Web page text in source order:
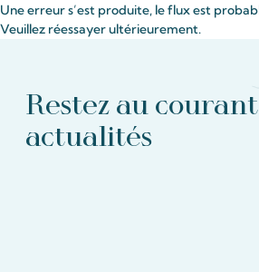
Une erreur s’est produite, le flux est
Veuillez réessayer ultérieurement.
Restez au
actualités